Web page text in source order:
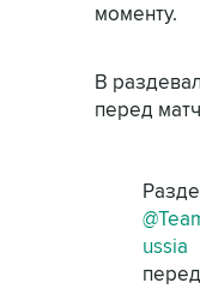
моменту.
В
перед
ussia
перед